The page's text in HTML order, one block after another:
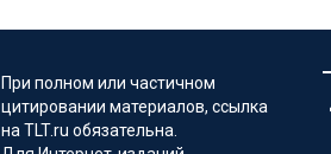
При полном или частичном
цитировании материалов, ссылка
на TLT.ru обязательна.